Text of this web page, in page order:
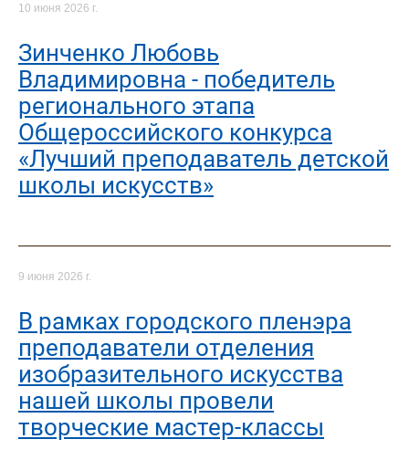
10 июня 2026 г.
Зинченко Любовь
Владимировна - победитель
регионального этапа
Общероссийского конкурса
«Лучший преподаватель детской
школы искусств»
9 июня 2026 г.
В рамках городского пленэра
преподаватели отделения
изобразительного искусства
нашей школы провели
творческие мастер-классы